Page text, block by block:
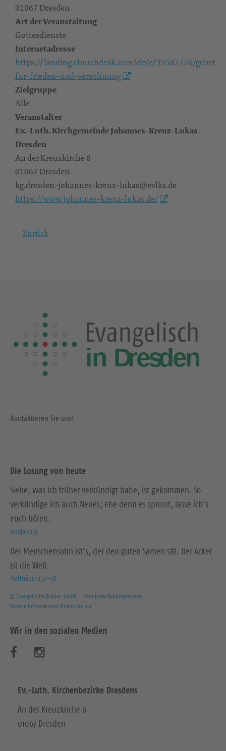
01067 Dresden
Art der Veranstaltung
Gottesdienste
Internetadresse
https://landing.churchdesk.com/de/e/35582776/gebet-
fur-frieden-und-versohnung
Zielgruppe
Alle
Veranstalter
Ev.-Luth. Kirchgemeinde Johannes-Kreuz-Lukas
Dresden
An der Kreuzkirche 6
01067 Dresden
kg.dresden-johannes-kreuz-lukas@evlks.de
https://www.johannes-kreuz-lukas.de/
Zurück
Kontaktieren Sie uns!
Die Losung von heute
Siehe, was ich früher verkündigt habe, ist gekommen. So
verkündige ich auch Neues; ehe denn es sprosst, lasse ich’s
euch hören.
Jesaja 42,9
Der Menschensohn ist’s, der den guten Samen sät. Der Acker
ist die Welt.
Matthäus 13,37-38
© Evangelische Brüder-Unität – Herrnhuter Brüdergemeine
Weitere Informationen finden Sie hier
Wir in den sozialen Medien
s
u
c
s
u
c
Ev.-Luth. Kirchenbezirke Dresdens
An der Kreuzkirche 6
01067 Dresden